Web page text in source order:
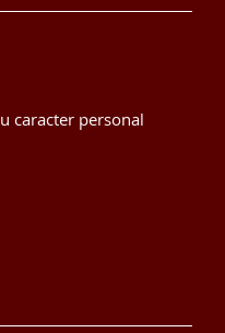
caracter personal